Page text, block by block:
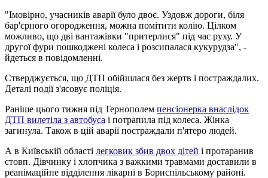
"Імовірно, учасників аварії було двоє. Уздовж дороги, біля
бар'єрного огородження, можна помітити колію. Цілком
можливо, що дві вантажівки "притерлися" під час руху. У
другої фури пошкоджені колеса і розсипалася кукурудза", -
йдеться в повідомленні.
Стверджується, що ДТП обійшлася без жертв і постраждалих.
Деталі події з'ясовує поліція.
Раніше цього тижня під Тернополем пенсіонерка внаслідок
ДТП вилетіла з автобуса і потрапила під колеса. Жінка
загинула. Також в цій аварії постраждали п'ятеро людей.
А в Київській області легковик збив двох дітей і протаранив
стовп. Дівчинку і хлопчика з важкими травмами доставили в
реанімаційне відділення лікарні в Бориспільському районі.